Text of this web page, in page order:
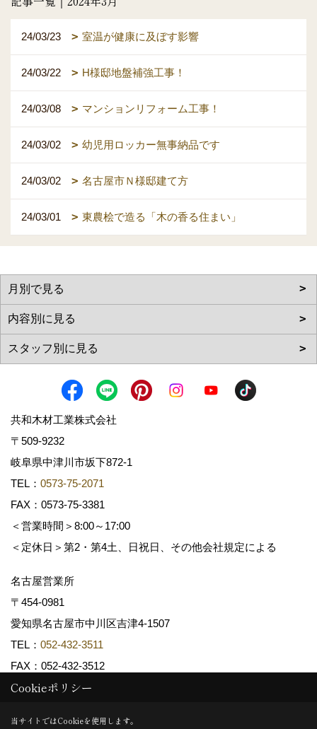
24/03/23 室温が健康に及ぼす影響
24/03/22 H様邸地盤補強工事！
24/03/08 マンションリフォーム工事！
24/03/02 幼児用ロッカー無事納品です
24/03/02 名古屋市Ｎ様邸建て方
24/03/01 東農桧で造る「木の香る住まい」
共和木材工業株式会社
〒509-9232
岐阜県中津川市坂下872‐1
TEL： 0573-75-2071
FAX：0573-75-3381
＜営業時間＞8:00～17:00
＜定休日＞第2・第4土、日祝日、その他会社規定による
名古屋営業所
〒454-0981
愛知県名古屋市中川区吉津4-1507
TEL： 052-432-3511
FAX：052-432-3512
Copyright (c) 共和木材工業株式会社. All Rights Reserved.
Cookieポリシー
当サイトではCookieを使用します。